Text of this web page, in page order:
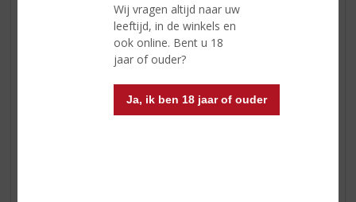
Wij vragen altijd naar uw
leeftijd, in de winkels en
ook online. Bent u 18
jaar of ouder?
Ja, ik ben 18 jaar of ouder
(5,0
Heerlijke, frisse wijn
De beste goedkope wijn die ik tot nu toe heb ervaren.
Lekker fris voor de zomer en heerlijke bessige-